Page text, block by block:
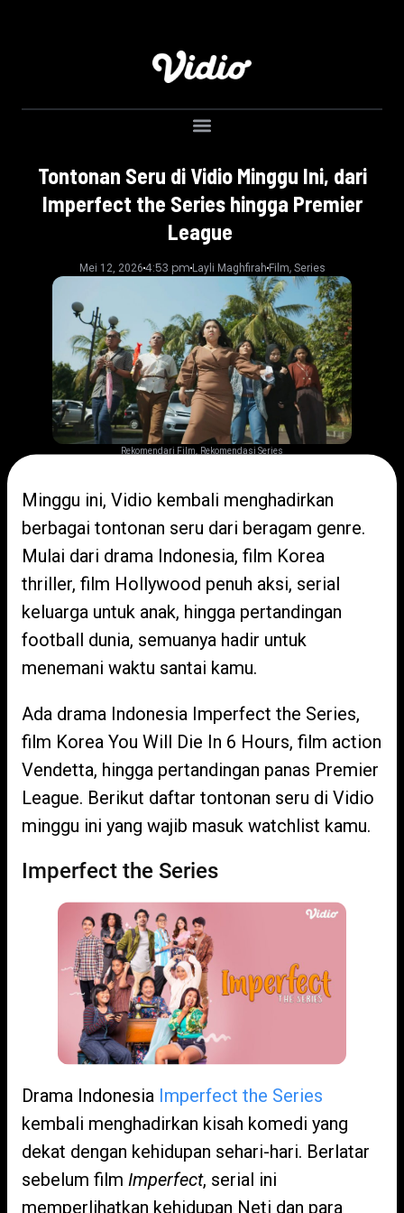
Tontonan Seru di Vidio Minggu Ini, dari
Imperfect the Series hingga Premier
League
Mei 12, 20264:53 pmLayli MaghfirahFilm, Series
Rekomendari Film,Rekomendasi Series
Minggu ini, Vidio kembali menghadirkan
berbagai tontonan seru dari beragam genre.
Mulai dari drama Indonesia, film Korea
thriller, film Hollywood penuh aksi, serial
keluarga untuk anak, hingga pertandingan
football dunia, semuanya hadir untuk
menemani waktu santai kamu.
Ada drama Indonesia Imperfect the Series,
film Korea You Will Die In 6 Hours, film action
Vendetta, hingga pertandingan panas Premier
League. Berikut daftar tontonan seru di Vidio
minggu ini yang wajib masuk watchlist kamu.
Imperfect the Series
Drama Indonesia Imperfect the Series
kembali menghadirkan kisah komedi yang
dekat dengan kehidupan sehari-hari. Berlatar
sebelum film Imperfect, serial ini
memperlihatkan kehidupan Neti dan para